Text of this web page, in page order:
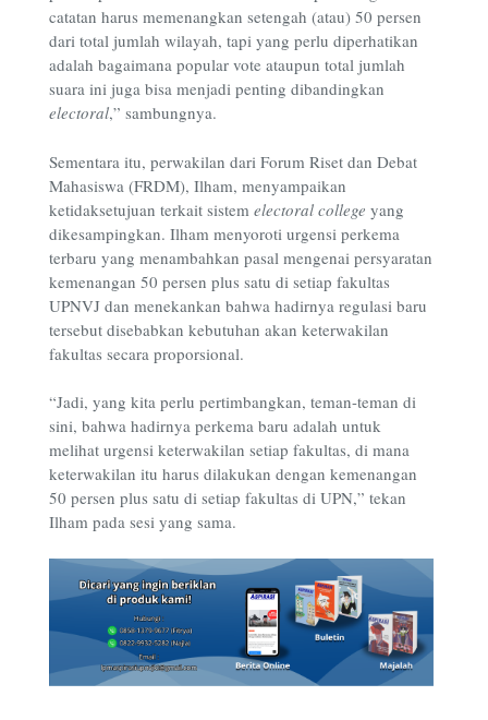
catatan harus memenangkan setengah (atau) 50 persen
dari total jumlah wilayah, tapi yang perlu diperhatikan
adalah bagaimana popular vote ataupun total jumlah
suara ini juga bisa menjadi penting dibandingkan
electoral,” sambungnya.
Sementara itu, perwakilan dari Forum Riset dan Debat
Mahasiswa (FRDM), Ilham, menyampaikan
ketidaksetujuan terkait sistem electoral college yang
dikesampingkan. Ilham menyoroti urgensi perkema
terbaru yang menambahkan pasal mengenai persyaratan
kemenangan 50 persen plus satu di setiap fakultas
UPNVJ dan menekankan bahwa hadirnya regulasi baru
tersebut disebabkan kebutuhan akan keterwakilan
fakultas secara proporsional.
“Jadi, yang kita perlu pertimbangkan, teman-teman di
sini, bahwa hadirnya perkema baru adalah untuk
melihat urgensi keterwakilan setiap fakultas, di mana
keterwakilan itu harus dilakukan dengan kemenangan
50 persen plus satu di setiap fakultas di UPN,” tekan
Ilham pada sesi yang sama.